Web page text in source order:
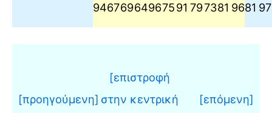
94676964967591 797381 9681 97
[προηγούμενη]
[επιστροφή
στην κεντρική
[επόμενη]